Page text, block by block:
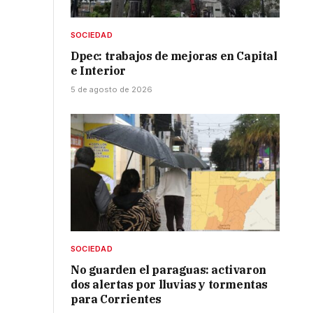
SOCIEDAD
Dpec: trabajos de mejoras en Capital
e Interior
5 de agosto de 2026
SOCIEDAD
No guarden el paraguas: activaron
dos alertas por lluvias y tormentas
para Corrientes